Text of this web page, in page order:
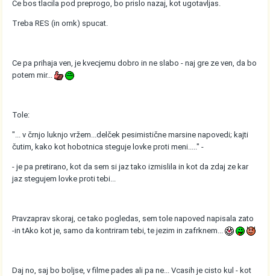
Ce bos tlacila pod preprogo, bo prislo nazaj, kot ugotavljas.
Treba RES (in ornk) spucat.
Ce pa prihaja ven, je kvecjemu dobro in ne slabo - naj gre ze ven, da bo
potem mir...
Tole:
"... v črnjo luknjo vržem...delček pesimistične marsine napovedi; kajti
čutim, kako kot hobotnica steguje lovke proti meni....." -
- je pa pretirano, kot da sem si jaz tako izmislila in kot da zdaj ze kar
jaz stegujem lovke proti tebi...
Pravzaprav skoraj, ce tako pogledas, sem tole napoved napisala zato
-in tAko kot je, samo da kontriram tebi, te jezim in zafrknem...
Daj no, saj bo boljse, v filme pades ali pa ne... Vcasih je cisto kul - kot